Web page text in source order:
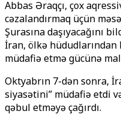
Abbas Əraqçı, çox
cəzalandırmaq üçün
Şurasına daşıyacağını
İran, ölkə hüdudlarından
müdafiə etmə gücünə
Oktyabrın 7-dən sonra,
siyasətini” müdafiə etdi
qəbul etməyə çağırdı.